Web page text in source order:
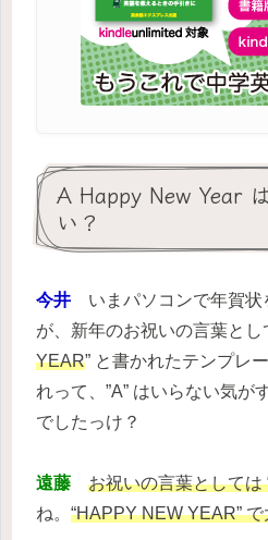
A Happy New Year
い？
今井 いまパソコンで年賀状
が、新年のお祝いの言葉とし
YEAR” と書かれたテンプレ
れって、”A” はいらない気が
でしたっけ？
遠藤 お祝いの言葉としては
ね。 “HAPPY NEW YEAR”